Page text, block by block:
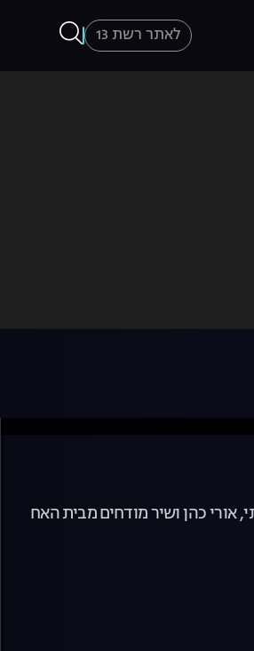
לאתר רשת 13
אורי כהן ושיר מודחים מבית האח